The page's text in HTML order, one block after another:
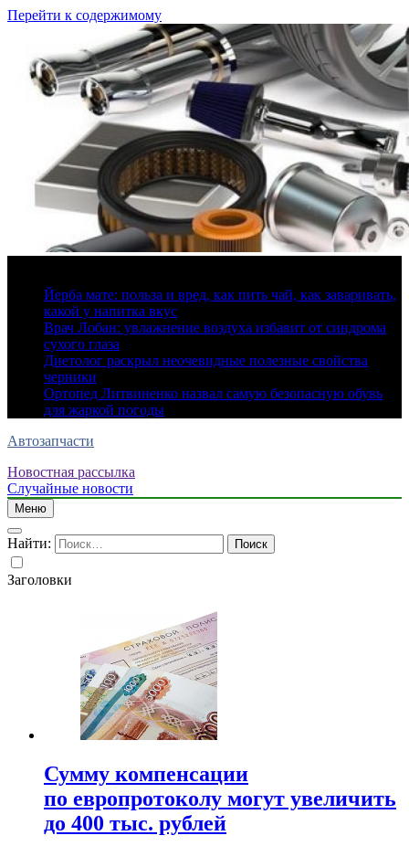
Перейти к содержимому
Йерба мате: польза и вред, как пить чай, как заваривать,
какой у напитка вкус
Врач Лобан: увлажнение воздуха избавит от синдрома
сухого глаза
Диетолог раскрыл неочевидные полезные свойства
черники
Ортопед Литвиненко назвал самую безопасную обувь
для жаркой погоды
Автозапчасти
Новостная рассылка
Случайные новости
Меню
Найти:
Заголовки
Сумму компенсации
по европротоколу могут увеличить
до 400 тыс. рублей